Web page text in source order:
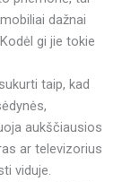
dažnai
gi jie tokie
taip, kad
aukščiausios
ar televizorius
viduje.